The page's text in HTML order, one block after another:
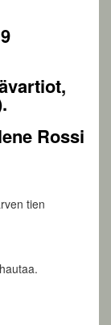
Rossi
tien